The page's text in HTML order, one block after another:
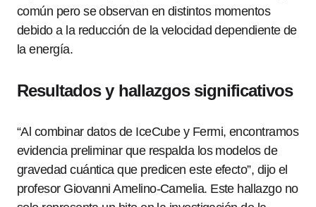
común pero se observan en distintos momentos
debido a la reducción de la velocidad dependiente de
la energía.
Resultados y hallazgos significativos
“Al combinar datos de IceCube y Fermi, encontramos
evidencia preliminar que respalda los modelos de
gravedad cuántica que predicen este efecto”, dijo el
profesor Giovanni Amelino-Camelia. Este hallazgo no